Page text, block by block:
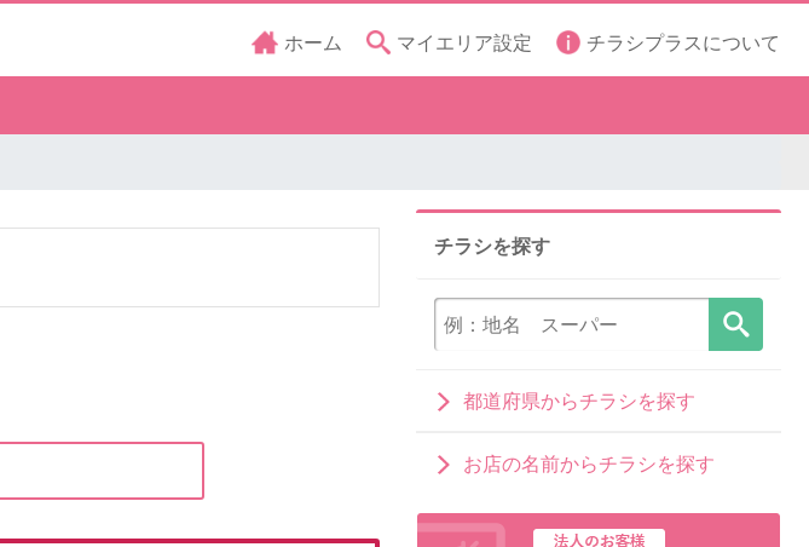
ホーム マイエリア設定 チラシプラスについて
チラシを探す
都道府県からチラシを探す
お店の名前からチラシを探す